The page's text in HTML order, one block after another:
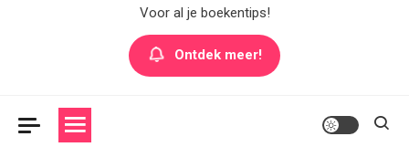
Voor al je boekentips!
Ontdek meer!